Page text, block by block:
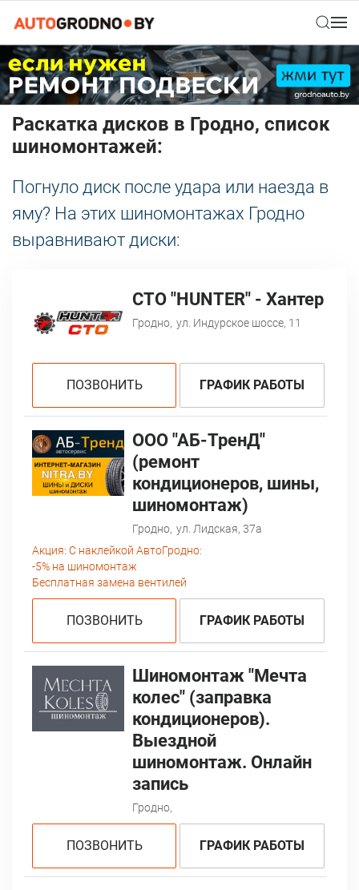
Раскатка дисков в Гродно, список
шиномонтажей:
Погнуло диск после удара или наезда в
яму? На этих шиномонтажах Гродно
выравнивают диски:
СТО "HUNTER" - Хантер
Гродно, ул. Индурское шоссе, 11
ПОЗВОНИТЬ ГРАФИК РАБОТЫ
ООО "АБ-ТренД"
(ремонт
кондиционеров, шины,
шиномонтаж)
Гродно, ул. Лидская, 37а
Акция: С наклейкой АвтоГродно:
-5% на шиномонтаж
Бесплатная замена вентилей
ПОЗВОНИТЬ ГРАФИК РАБОТЫ
Шиномонтаж "Мечта
колес" (заправка
кондиционеров).
Выездной
шиномонтаж. Онлайн
запись
Гродно,
ПОЗВОНИТЬ ГРАФИК РАБОТЫ